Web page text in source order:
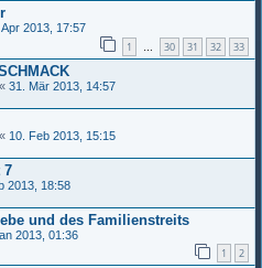
Apr 2013, 17:57
1 … 30 31 32 33
« 31. Mär 2013, 14:57
« 10. Feb 2013, 15:15
7
2013, 18:58
und des Familienstreits
2013, 01:36
1 2